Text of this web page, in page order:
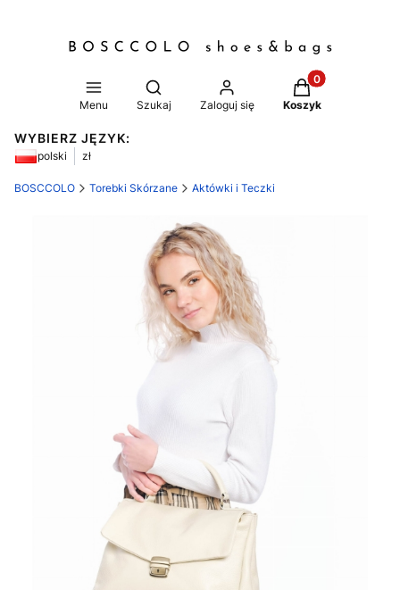
Menu
Otwórz wyszukiwarkę
Szukaj Zaloguj się
Produkty w
Koszyk
WYBIERZ JĘZYK:
polski zł
BOSCCOLO Torebki Skórzane Aktówki i Teczki